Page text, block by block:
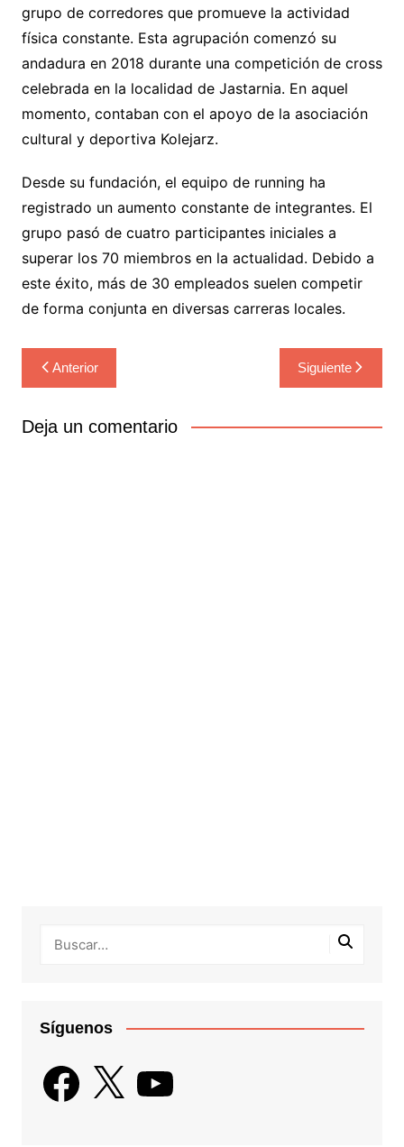
grupo de corredores que promueve la actividad
física constante. Esta agrupación comenzó su
andadura en 2018 durante una competición de cross
celebrada en la localidad de Jastarnia. En aquel
momento, contaban con el apoyo de la asociación
cultural y deportiva Kolejarz.
Desde su fundación, el equipo de running ha
registrado un aumento constante de integrantes. El
grupo pasó de cuatro participantes iniciales a
superar los 70 miembros en la actualidad. Debido a
este éxito, más de 30 empleados suelen competir
de forma conjunta en diversas carreras locales.
Navegación
de
entradas
Anterior Siguiente
Deja un comentario
Síguenos
Facebook
X YouTube